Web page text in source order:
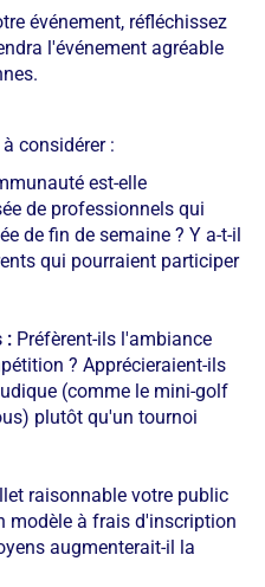
événement, réfléchissez
l'événement agréable
considérer :
est-elle
de professionnels qui
de fin de semaine ? Y a-t-il
qui pourraient participer
: Préfèrent-ils l'ambiance
? Apprécieraient-ils
(comme le mini-golf
plutôt qu'un tournoi
raisonnable votre public
modèle à frais d'inscription
augmenterait-il la